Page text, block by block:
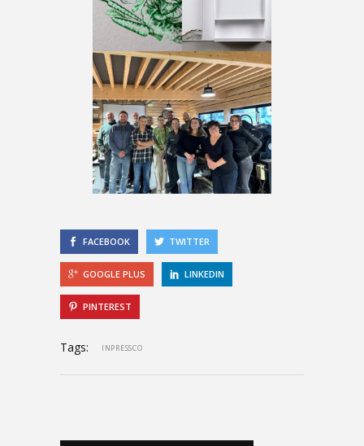
FACEBOOK TWITTER
GOOGLE PLUS LINKEDIN
PINTEREST
Tags: INPRESSCO